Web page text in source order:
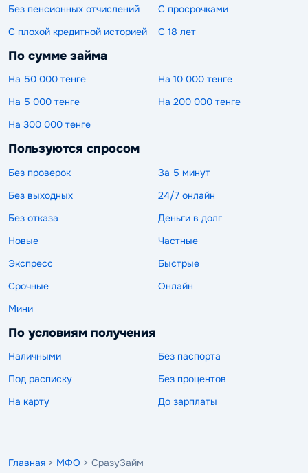
Без пенсионных отчислений
С просрочками
С плохой кредитной историей
С 18 лет
По сумме займа
На 50 000 тенге
На 10 000 тенге
На 5 000 тенге
На 200 000 тенге
На 300 000 тенге
Пользуются спросом
Без проверок
За 5 минут
Без выходных
24/7 онлайн
Без отказа
Деньги в долг
Новые
Частные
Экспресс
Быстрые
Срочные
Онлайн
Мини
По условиям получения
Наличными
Без паспорта
Под расписку
Без процентов
На карту
До зарплаты
Главная > МФО > СразуЗайм